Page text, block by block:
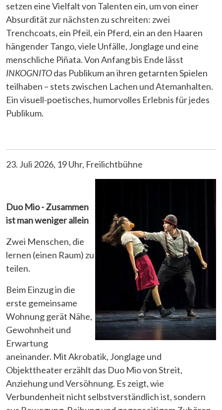
setzen eine Vielfalt von Talenten ein, um von einer
Absurdität zur nächsten zu schreiten: zwei
Trenchcoats, ein Pfeil, ein Pferd, ein an den Haaren
hängender Tango, viele Unfälle, Jonglage und eine
menschliche Piñata. Von Anfang bis Ende lässt
INKOGNITOdas Publikum an ihren getarnten Spielen
teilhaben – stets zwischen Lachen und Atemanhalten.
Ein visuell-poetisches, humorvolles Erlebnis für jedes
Publikum.
23. Juli 2026, 19 Uhr, Freilichtbühne
Duo Mio - Zusammen
ist man weniger allein
Zwei Menschen, die
lernen (einen Raum) zu
teilen.
Beim Einzug in die
erste gemeinsame
Wohnung gerät Nähe,
Gewohnheit und
Erwartung
aneinander. Mit Akrobatik, Jonglage und
Objekttheater erzählt das Duo Mio von Streit,
Anziehung und Versöhnung. Es zeigt, wie
Verbundenheit nicht selbstverständlich ist, sondern